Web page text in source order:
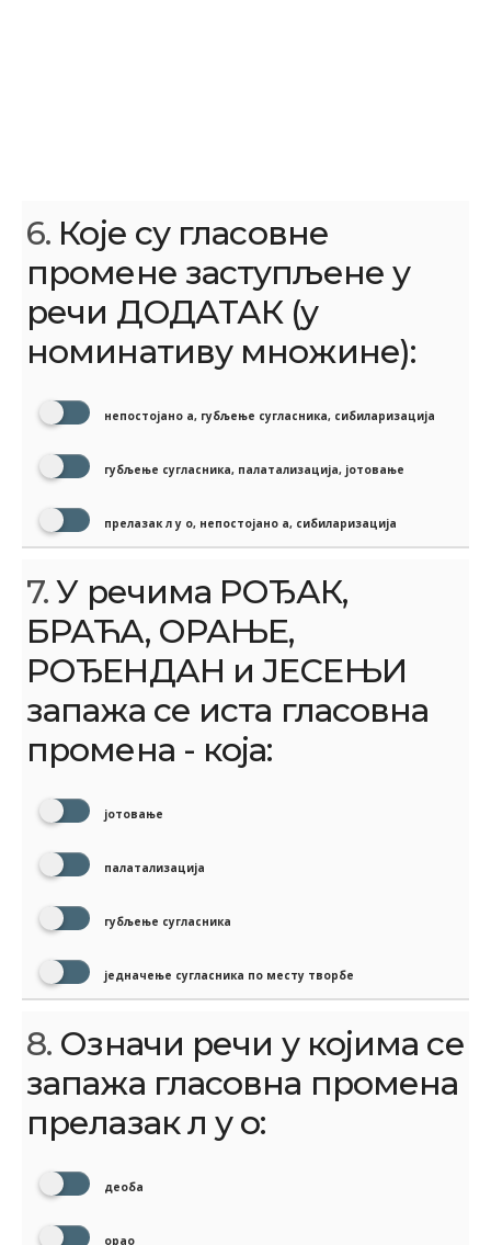
6. Које су гласовне
промене заступљене у
речи ДОДАТАК (у
номинативу множине):
непостојано а, губљење сугласника, сибиларизација
губљење сугласника, палатализација, јотовање
прелазак л у о, непостојано а, сибиларизација
7.У речима РОЂАК,
БРАЋА, ОРАЊЕ,
РОЂЕНДАН и ЈЕСЕЊИ
запажа се иста гласовна
промена - која:
јотовање
палатализација
губљење сугласника
једначење сугласника по месту творбе
8. Означи речи у којима се
запажа гласовна промена
прелазак л у о:
деоба
орао